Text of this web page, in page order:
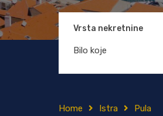
Vrsta nekretnine
Bilo koje
Home Istra Pula